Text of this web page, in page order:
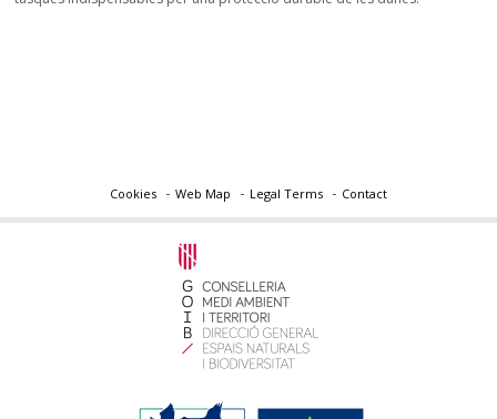
Cookies Web Map Legal Terms Contact